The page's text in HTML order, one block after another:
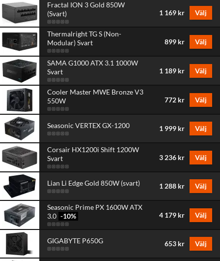
Fractal ION 3 Gold 850W
(Svart)
1 169 kr Välj
Thermalright TG S (Non-
Modular) Svart
899 kr Välj
SAMA G1000 ATX 3.1 1000W
Svart
1 189 kr Välj
Cooler Master MWE Bronze V3
550W
772 kr Välj
Seasonic VERTEX GX-1200 1 999 kr Välj
Corsair HX1200i Shift 1200W
Svart
3 236 kr Välj
Lian Li Edge Gold 850W (svart) 1 288 kr Välj
Seasonic Prime PX 1600W ATX
3.0 -10% 4 179 kr Välj
GIGABYTE P650G 653 kr Välj